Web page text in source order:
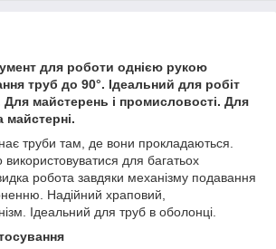
для роботи однією рукою
труб до 90°. Ідеальний для робіт
Для майстерень і промисловості. Для
майстерні.
труби там, де вони прокладаються.
для багатьох
робота завдяки механізму подавання
Надійний храповий,
Ідеальний для труб в оболонці.